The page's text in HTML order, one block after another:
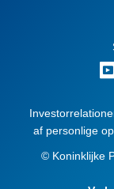
af personlige
© Koninklijke